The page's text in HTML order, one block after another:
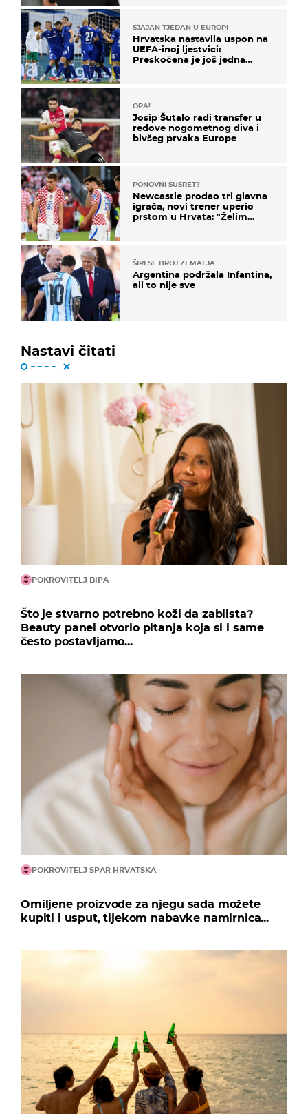
SJAJAN TJEDAN U EUROPI
Hrvatska nastavila uspon na
UEFA-inoj ljestvici:
Preskočena je još jedna
OPA!
Josip Šutalo radi transfer u
redove nogometnog diva i
bivšeg prvaka Europe
PONOVNI SUSRET?
Newcastle prodao tri glavna
igrača, novi trener uperio
prstom u Hrvata: "Želim
ŠIRI SE BROJ ZEMALJA
Argentina podržala Infantina,
ali to nije sve
Nastavi čitati
POKROVITELJ BIPA
Što je stvarno potrebno koži da zablista?
Beauty panel otvorio pitanja koja si i same
često postavljamo...
POKROVITELJ SPAR HRVATSKA
Omiljene proizvode za njegu sada možete
kupiti i usput, tijekom nabavke namirnica...